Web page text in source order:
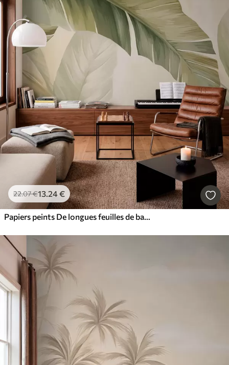
22.07€13.24€
Papiers peints De longues feuilles de bananier